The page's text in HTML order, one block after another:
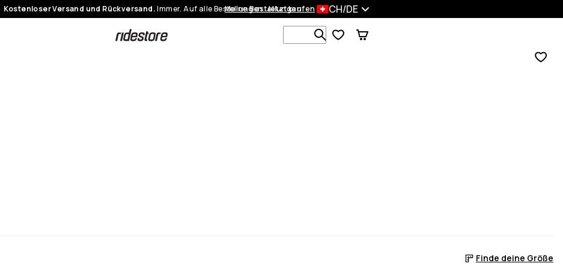
Kostenloser Versand und Rückversand.Immer. Auf alle Bestellungen.Jetzt kaufen
Meine Bestellungen CH/DE
Durchsuche 1 000+ Produkte
Finde deine Größe